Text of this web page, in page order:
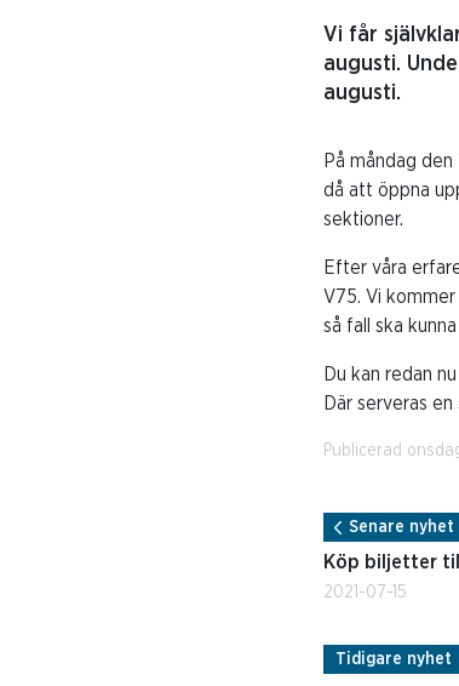
Vi får
augusti.
augusti.
På måndag
då att öppna
sektioner.
Efter våra
V75. Vi
så fall ska
Du kan redan
Där serveras
Publicerad
Senare nyhet
Köp biljetter
2021-07-15
Tidigare nyhet